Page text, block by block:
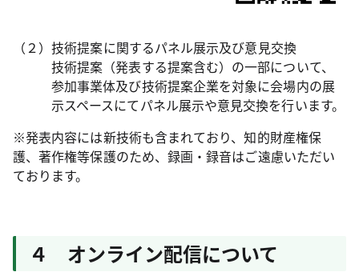
（２）技術提案に関するパネル展示及び意見交換
技術提案（発表する提案含む）の一部について、
参加事業体及び技術提案企業を対象に会場内の展
示スペースにてパネル展示や意見交換を行います。
※発表内容には新技術も含まれており、知的財産権保
護、著作権等保護のため、録画・録音はご遠慮いただい
ております。
４ オンライン配信について